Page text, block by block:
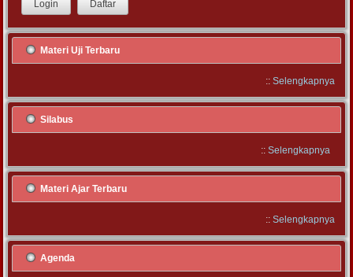
Materi Uji Terbaru
:: Selengkapnya
Silabus
:: Selengkapnya
Materi Ajar Terbaru
:: Selengkapnya
Agenda